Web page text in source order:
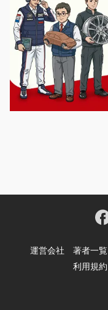
運営会社 著者一覧
利用規約